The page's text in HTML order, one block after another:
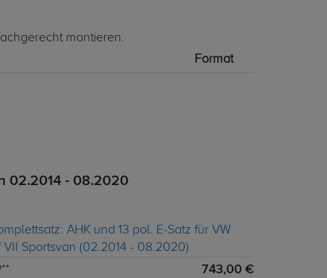
montieren.
Format
02.2014 - 08.2020
743,00 €